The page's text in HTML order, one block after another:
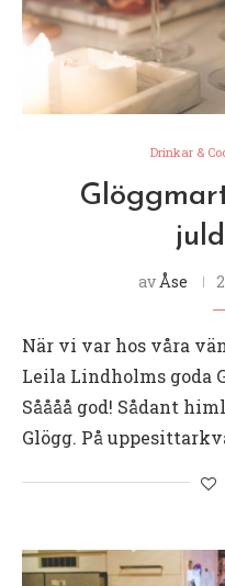
Drinkar &
av Åse
När vi var hos våra
Leila Lindholms goda
Såååå god! Sådant
Glögg. På